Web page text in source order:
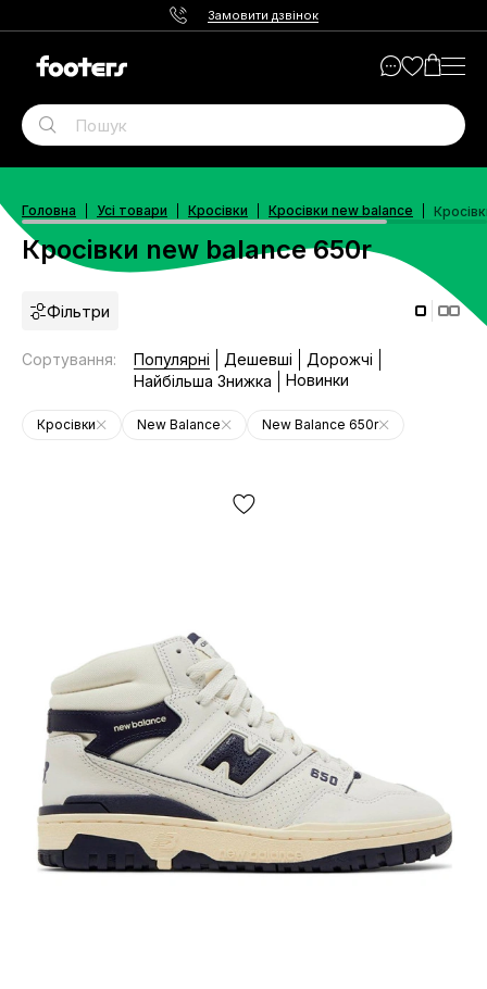
Замовити дзвінок
Головна Усі товари Кросівки Кросівки new balance
Кросівки new balance 650r
Фільтри
Сортування: Популярні Дешевші
Дорожчі
Найбільша Знижка
Новинки
Кросівки New Balance New Balance 650r